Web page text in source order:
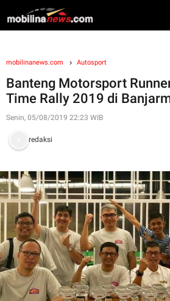
mobilinanews.com Autosport
Banteng Motorsport
Time Rally 2019 di
Senin, 05/08/2019 22:23 WIB
redaksi